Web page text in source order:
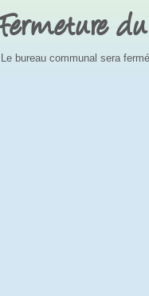
Fermeture
Le bureau communal sera